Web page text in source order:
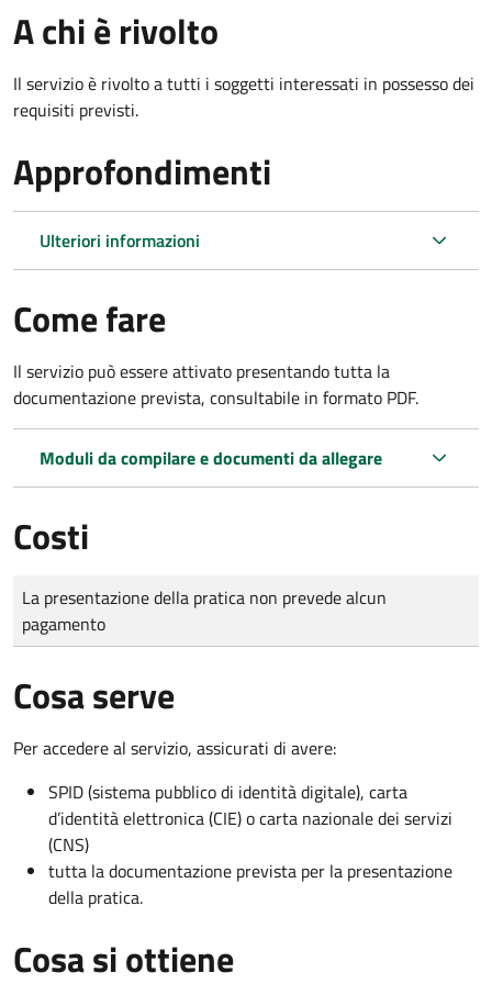
A chi è rivolto
Il servizio è rivolto a tutti i soggetti interessati in possesso dei
requisiti previsti.
Approfondimenti
Ulteriori informazioni
Come fare
Il servizio può essere attivato presentando tutta la
documentazione prevista, consultabile in formato PDF.
Moduli da compilare e documenti da allegare
Costi
Tipo di pagamento
Importo
La presentazione della pratica non prevede alcun
pagamento
Cosa serve
Per accedere al servizio, assicurati di avere:
SPID (sistema pubblico di identità digitale), carta
d’identità elettronica (CIE) o carta nazionale dei servizi
(CNS)
tutta la documentazione prevista per la presentazione
della pratica.
Cosa si ottiene